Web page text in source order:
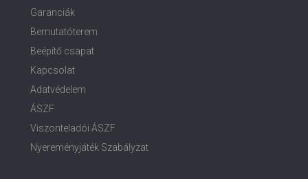
Garanciák
Bemutatóterem
Beépítő csapat
Kapcsolat
Adatvédelem
ÁSZF
Viszonteladói ÁSZF
Nyereményjáték Szabályzat